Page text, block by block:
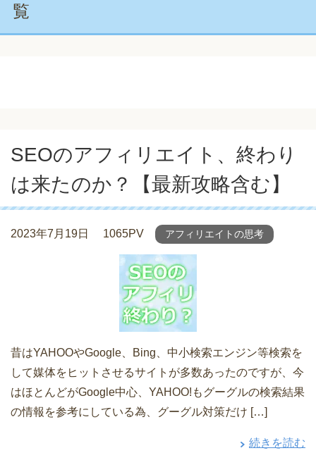
覧
SEOのアフィリエイト、終わり
は来たのか？【最新攻略含む】
2023年7月19日 1065PV アフィリエイトの思考
昔はYAHOOやGoogle、Bing、中小検索エンジン等検索を
して媒体をヒットさせるサイトが多数あったのですが、今
はほとんどがGoogle中心、YAHOO!もグーグルの検索結果
の情報を参考にしている為、グーグル対策だけ […]
続きを読む